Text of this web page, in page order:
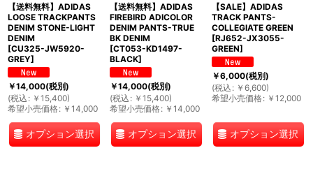
【送料無料】ADIDAS
LOOSE TRACKPANTS
DENIM STONE-LIGHT
DENIM
[CU325-JW5920-
GREY]
￥14,000(税別)
(税込 : ￥ 15,400)
希望小売価格: ￥ 14,000
オプション選択
【送料無料】ADIDAS
FIREBIRD ADICOLOR
DENIM PANTS-TRUE
BK DENIM
[CT053-KD1497-
BLACK]
￥14,000(税別)
(税込 : ￥ 15,400)
希望小売価格: ￥ 14,000
オプション選択
【SALE】ADIDAS
TRACK PANTS-
COLLEGIATE GREEN
[RJ652-JX3055-
GREEN]
￥6,000(税別)
(税込 : ￥ 6,600)
希望小売価格: ￥ 12,000
オプション選択